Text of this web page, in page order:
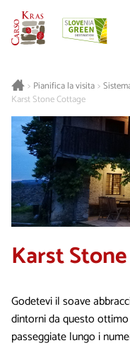
> Pianifica la visita>
Karst Stone Cottage
Karst
Godetevi il soave
dintorni da questo
passeggiate lungo i